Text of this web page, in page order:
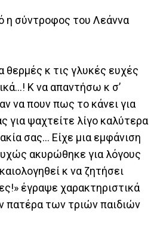
η σύντροφος του Λεάννα
θερμές κ τις γλυκές ευχές
Κ να απαντήσω κ σ’
να πουν πως το κάνει για
για ψαχτείτε λίγο καλύτερα
σας... Είχε μια εμφάνιση
ακυρώθηκε για λόγους
κ να ζητήσει
έγραψε χαρακτηριστικά
πατέρα των τριών παιδιών